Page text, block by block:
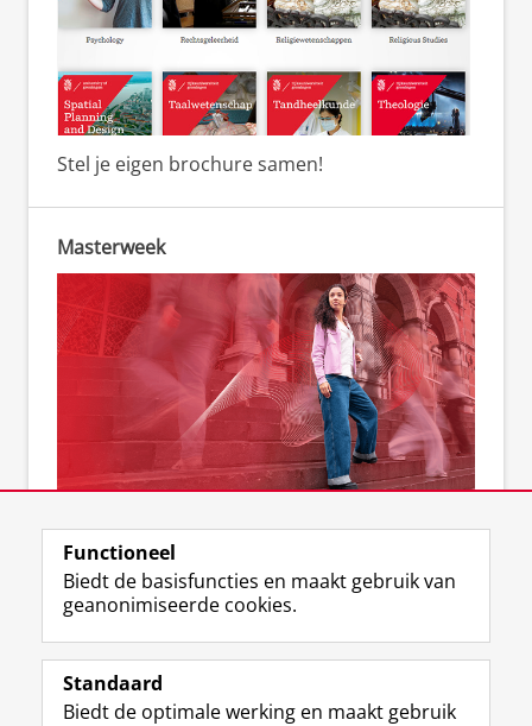
Stel je eigen brochure samen!
Masterweek
Kom naar de Masterweek
Volg de RUG
F
a
e
L
i
k
R
S
-
I
n
t
Y
o
T
Studiekiezers
Functioneel
Biedt de basisfuncties en maakt gebruik van
geanonimiseerde cookies.
Standaard
Biedt de optimale werking en maakt gebruik